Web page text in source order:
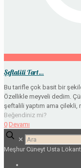
Şeftalili Tart…
Bu tarifle çok basit bir
Özellikle meyveli dedim.
şeftalili yaptım ama çilekli,
Beğendiniz mi?
0 Devamı
✕
Meşhur Cüneyt Usta